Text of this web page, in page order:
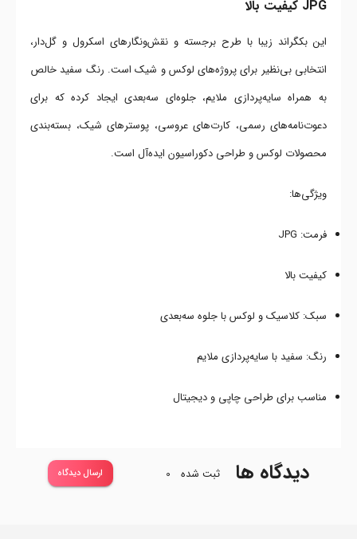
JPG کیفیت بالا
این بکگراند زیبا با طرح برجسته و نقش‌و‌نگارهای اسکرول و گل‌دار،
انتخابی بی‌نظیر برای پروژه‌های لوکس و شیک است. رنگ سفید خالص
به همراه سایه‌پردازی ملایم، جلوه‌ای سه‌بعدی ایجاد کرده که برای
دعوت‌نامه‌های رسمی، کارت‌های عروسی، پوسترهای شیک، بسته‌بندی
محصولات لوکس و طراحی دکوراسیون ایده‌آل است.
ویژگی‌ها:
فرمت: JPG
کیفیت بالا
سبک: کلاسیک و لوکس با جلوه سه‌بعدی
رنگ: سفید با سایه‌پردازی ملایم
مناسب برای طراحی چاپی و دیجیتال
دیدگاه ها ثبت شده 0 ارسال دیدگاه